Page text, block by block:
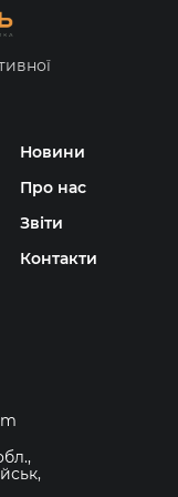
Новини
Про нас
Звіти
Контакти